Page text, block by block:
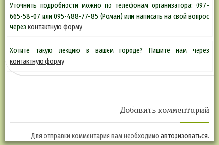
Уточнить подробности можно по телефонам организатора: 097-
665-58-07 или 095-488-77-85 (Роман) или написать на свой вопрос
через контактную форму
Хотите такую лекцию в вашем городе? Пишите нам через
контактную форму
Добавить комментарий
Для отправки комментария вам необходимо авторизоваться.